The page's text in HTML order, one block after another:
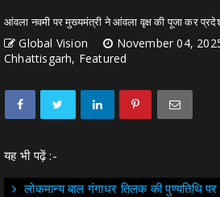
आंवला नवमी पर मुख्यमंत्री ने आंवला वृक्ष की पूजा कर
Global Vision
November 04,
Chhattisgarh, Featured
यह भी पढ़ें :-
लोकमान्य बाल गंगाधर तिलक की पुण्यतिथि पर